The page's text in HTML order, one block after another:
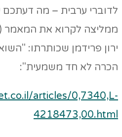
לדוברי ערבית – מה דעתכם
ממליצה לקרוא את המאמר
ירון פרידמן שכותרתו:
הכרה לא חד משמעית":
articles/0,7340,L-
4218473,00.html